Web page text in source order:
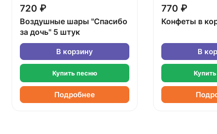
720 ₽
Воздушные шары "Спасибо
за дочь" 5 штук
В корзину
Купить песню
Подробнее
770 ₽
Конфеты в
В